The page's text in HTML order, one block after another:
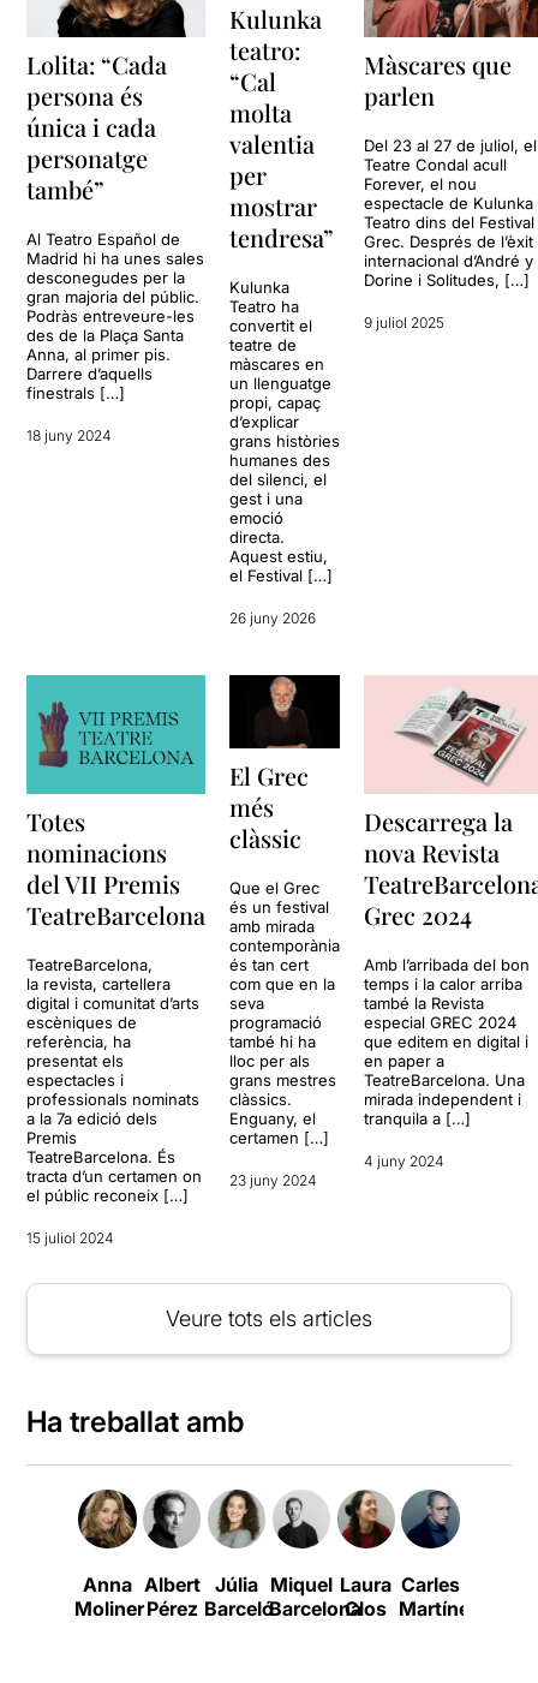
Lolita: “Cada
persona és
única i cada
personatge
també”
Al Teatro Español de
Madrid hi ha unes sales
desconegudes per la
gran majoria del públic.
Podràs entreveure-les
des de la Plaça Santa
Anna, al primer pis.
Darrere d’aquells
finestrals […]
18 juny 2024
Kulunka
teatro:
“Cal
molta
valentia
per
mostrar
tendresa”
Kulunka
Teatro ha
convertit el
teatre de
màscares en
un llenguatge
propi, capaç
d’explicar
grans històries
humanes des
del silenci, el
gest i una
emoció
directa.
Aquest estiu,
el Festival […]
26 juny 2026
Màscares que
parlen
Del 23 al 27 de juliol, el
Teatre Condal acull
Forever, el nou
espectacle de Kulunka
Teatro dins del Festival
Grec. Després de l’èxit
internacional d’André y
Dorine i Solitudes, […]
9 juliol 2025
Totes
nominacions
del VII Premis
TeatreBarcelona
TeatreBarcelona,
la revista, cartellera
digital i comunitat d’arts
escèniques de
referència, ha
presentat els
espectacles i
professionals nominats
a la 7a edició dels
Premis
TeatreBarcelona. És
tracta d’un certamen on
el públic reconeix […]
15 juliol 2024
El Grec
més
clàssic
Que el Grec
és un festival
amb mirada
contemporània
és tan cert
com que en la
seva
programació
també hi ha
lloc per als
grans mestres
clàssics.
Enguany, el
certamen […]
23 juny 2024
Descarrega la
nova Revista
Grec 2024
Amb l’arribada del bon
temps i la calor arriba
també la Revista
especial GREC 2024
que editem en digital i
en paper a
TeatreBarcelona. Una
mirada independent i
tranquila a […]
4 juny 2024
Veure tots els articles
Ha treballat amb
Anna
Moliner
Albert
Pérez
Júlia
Barceló
Miquel
Barcelona
Laura
Clos
Carles
Martínez